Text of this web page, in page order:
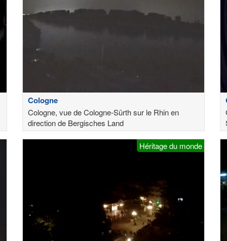
Cologne
Cologne, vue de Cologne-Sürth sur le Rhin en
direction de Bergisches Land
Héritage du monde